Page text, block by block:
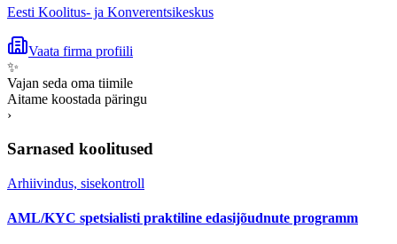
Eesti Koolitus- ja Konverentsikeskus
Vaata firma profiili
✨
Vajan seda oma tiimile
Aitame koostada päringu
›
Sarnased koolitused
Arhiivindus, sisekontroll
AML/KYC spetsialisti praktiline edasijõudnute programm